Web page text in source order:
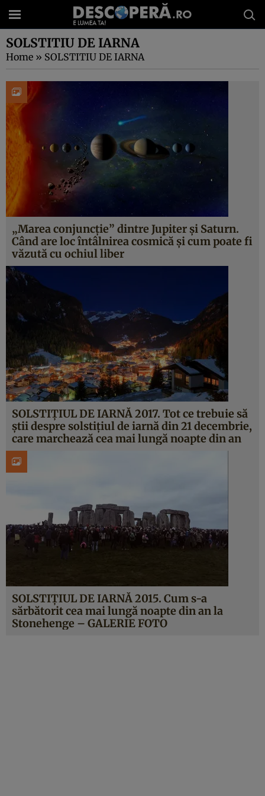
SOLSTITIU DE IARNA
Home » SOLSTITIU DE IARNA
„Marea conjuncție” dintre Jupiter și Saturn.
Când are loc întâlnirea cosmică și cum poate fi
văzută cu ochiul liber
SOLSTIŢIUL DE IARNĂ 2017. Tot ce trebuie să
ştii despre solstiţiul de iarnă din 21 decembrie,
care marchează cea mai lungă noapte din an
SOLSTIŢIUL DE IARNĂ 2015. Cum s-a
sărbătorit cea mai lungă noapte din an la
Stonehenge – GALERIE FOTO